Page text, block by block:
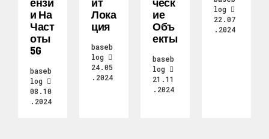
И На
Част
Оты
5G
baseb
log
08.10
.2024
Лока
Ция
baseb
log
24.05
.2024
Ие
Объ
Екты
baseb
log
21.11
.2024
log
22.07
.2024